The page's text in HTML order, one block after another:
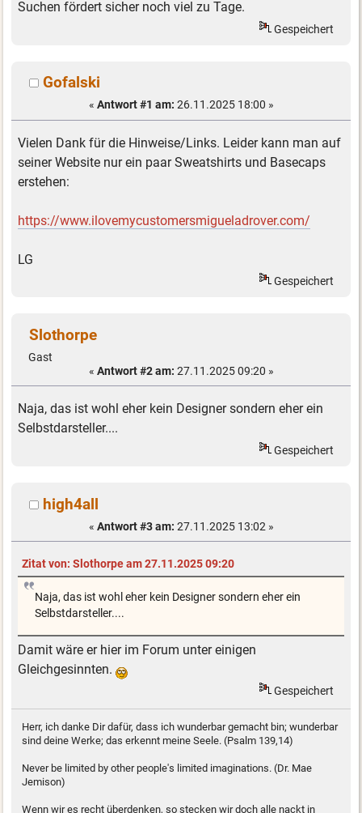
Suchen fördert sicher noch viel zu Tage.
Gespeichert
Gofalski
« Antwort #1 am: 26.11.2025 18:00 »
Vielen Dank für die Hinweise/Links. Leider kann man auf
seiner Website nur ein paar Sweatshirts und Basecaps
erstehen:
https://www.ilovemycustomersmigueladrover.com/
LG
Gespeichert
Slothorpe
Gast
« Antwort #2 am: 27.11.2025 09:20 »
Naja, das ist wohl eher kein Designer sondern eher ein
Selbstdarsteller....
Gespeichert
high4all
« Antwort #3 am: 27.11.2025 13:02 »
Zitat von: Slothorpe am 27.11.2025 09:20
Naja, das ist wohl eher kein Designer sondern eher ein
Selbstdarsteller....
Damit wäre er hier im Forum unter einigen
Gleichgesinnten.
Gespeichert
Herr, ich danke Dir dafür, dass ich wunderbar gemacht bin; wunderbar
sind deine Werke; das erkennt meine Seele. (Psalm 139,14)
Never be limited by other people's limited imaginations. (Dr. Mae
Jemison)
Wenn wir es recht überdenken, so stecken wir doch alle nackt in